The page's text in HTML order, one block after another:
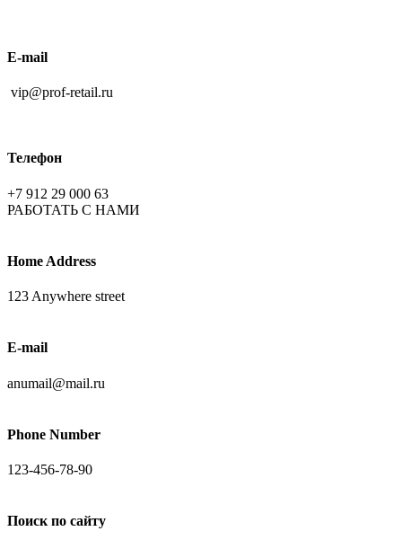
E-mail
vip@prof-retail.ru
Телефон
+7 912 29 000 63
РАБОТАТЬ С НАМИ
Home Address
123 Anywhere street
E-mail
anumail@mail.ru
Phone Number
123-456-78-90
Поиск по сайту